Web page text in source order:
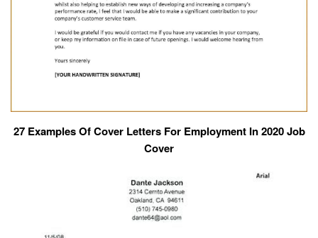
27 Examples Of Cover Letters For Employment In 2020 Job
Cover